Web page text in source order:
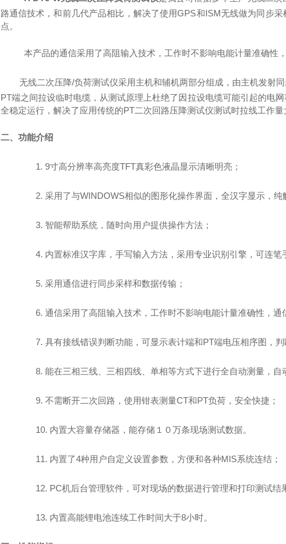
路通信技术，和前几代产品相比，解决了使用GPS和ISM无线做为同步
点。
本产品的通信采用了高阻输入技术，工作时不影响电能计量准确性
无线二次压降/负荷测试仪采用主机和辅机两部分组成，由主机发射
PT端之间拉设临时电缆，从测试原理上杜绝了因拉设电缆可能引起的电
全稳定运行，解决了应用传统的PT二次回路压降测试仪测试时拉线工作
二、功能介绍
1. 9寸高分辨率高亮度TFT真彩色液晶显示清晰明亮；
2. 采用了与WINDOWS相似的图形化操作界面，全汉字显示，纯
3. 智能帮助系统，随时向用户提供操作方法；
4. 内置标准汉字库，手写输入方法，采用专业识别引擎，可连笔
5. 采用通信进行同步采样和数据传输；
6. 通信采用了高阻输入技术，工作时不影响电能计量准确性，通
7. 具有接线错误判断功能，可显示表计端和PT端电压相序图，
8. 能在三相三线、三相四线、单相等方式下进行全自动测量，自
9. 不需断开二次回路，使用钳表测量CT和PT负荷，安全快捷；
10. 内置大容量存储器，能存储１０万条现场测试数据。
11. 内置了4种用户自定义设置参数，方便和各种MIS系统连结；
12. PC机后台管理软件，可对现场的数据进行管理和打印测试结
13. 内置高能锂电池连续工作时间大于8小时。